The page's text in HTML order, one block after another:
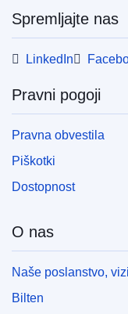
Spremljajte nas
LinkedIn
Pravni pogoji
Pravna obvestila
Piškotki
Dostopnost
O nas
Naše poslanstvo,
Bilten